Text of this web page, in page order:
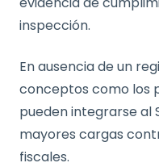
inspección.
En ausencia de un
conceptos como los
pueden integrarse al
mayores cargas
fiscales.